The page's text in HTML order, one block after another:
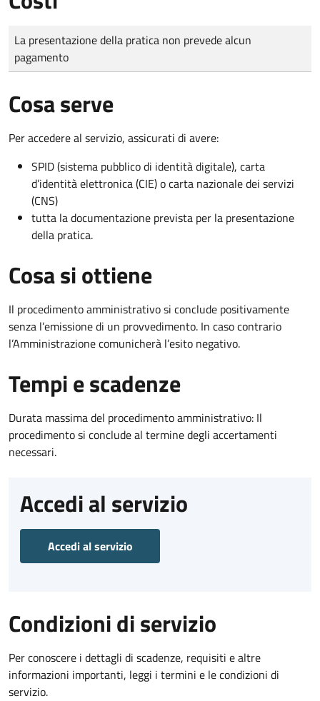
Tipo di pagamento
Importo
La presentazione della pratica non prevede alcun
pagamento
Cosa serve
Per accedere al servizio, assicurati di avere:
SPID (sistema pubblico di identità digitale), carta
d’identità elettronica (CIE) o carta nazionale dei servizi
(CNS)
tutta la documentazione prevista per la presentazione
della pratica.
Cosa si ottiene
Il procedimento amministrativo si conclude positivamente
senza l’emissione di un provvedimento. In caso contrario
l’Amministrazione comunicherà l’esito negativo.
Tempi e scadenze
Durata massima del procedimento amministrativo: Il
procedimento si conclude al termine degli accertamenti
necessari.
Accedi al servizio
Accedi al servizio
Condizioni di servizio
Per conoscere i dettagli di scadenze, requisiti e altre
informazioni importanti, leggi i termini e le condizioni di
servizio.